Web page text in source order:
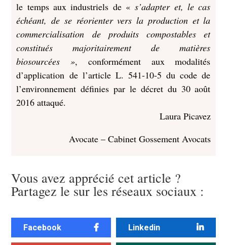
le temps aux industriels de «s’adapter et, le cas
échéant, de se réorienter vers la production et la
commercialisation de produits compostables et
constitués majoritairement de matières
biosourcées », conformément aux modalités
d’application de l’article L. 541-10-5 du code de
l’environnement définies par le décret du 30 août
2016 attaqué.
Laura Picavez
Avocate – Cabinet Gossement Avocats
Vous avez apprécié cet article ?
Partagez le sur les réseaux sociaux :
Facebook Linkedin